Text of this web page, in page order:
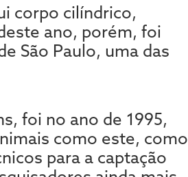
corpo cilíndrico,
ano, porém, foi
São Paulo, uma das
foi no ano de 1995,
como este, como
para a captação